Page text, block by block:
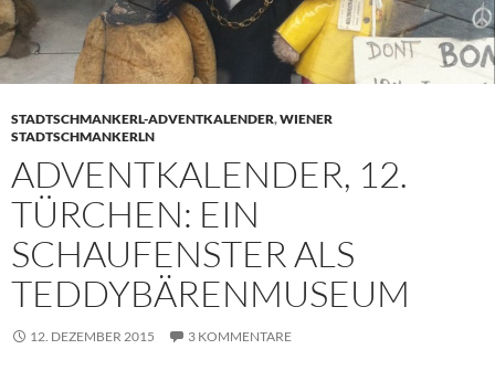
STADTSCHMANKERL-ADVENTKALENDER,WIENER
STADTSCHMANKERLN
ADVENTKALENDER, 12.
TÜRCHEN: EIN
SCHAUFENSTER ALS
TEDDYBÄRENMUSEUM
12. DEZEMBER 2015 3 KOMMENTARE